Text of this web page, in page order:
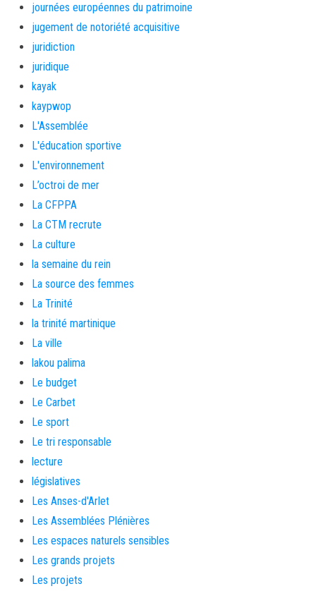
journées européennes du patrimoine
jugement de notoriété acquisitive
juridiction
juridique
kayak
kaypwop
L'Assemblée
L'éducation sportive
L'environnement
L’octroi de mer
La CFPPA
La CTM recrute
La culture
la semaine du rein
La source des femmes
La Trinité
la trinité martinique
La ville
lakou palima
Le budget
Le Carbet
Le sport
Le tri responsable
lecture
législatives
Les Anses-d'Arlet
Les Assemblées Plénières
Les espaces naturels sensibles
Les grands projets
Les projets